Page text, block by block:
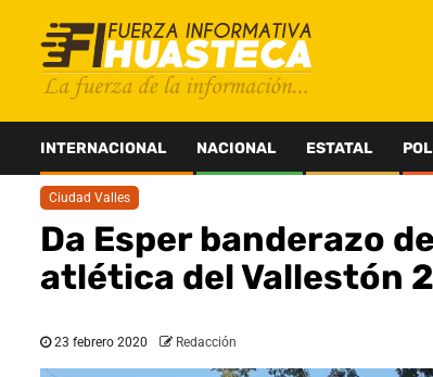
contenido
INTERNACIONAL NACIONAL ESTATAL
Ciudad Valles
Da Esper banderazo
atlética del Vallestón
23 febrero 2020 Redacción